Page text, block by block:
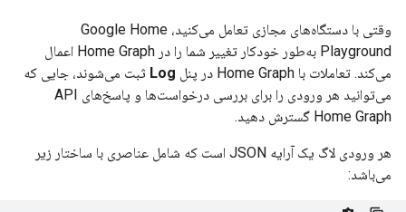
وقتی با دستگاه‌های مجازی تعامل می‌کنید، Google Home
Playground به‌طور خودکار تغییر شما را در Home Graph اعمال
می‌کند. تعاملات با Home Graph در پنل Log ثبت می‌شوند، جایی که
می‌توانید هر ورودی را برای بررسی درخواست‌ها و پاسخ‌های API
Home Graph گسترش دهید.
هر ورودی لاگ یک آرایه JSON است که شامل عناصری با ساختار زیر
می‌باشد: